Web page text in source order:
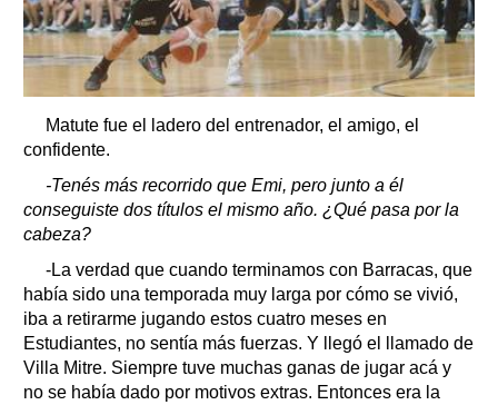
Matute fue el ladero del entrenador, el amigo, el
confidente.
-Tenés más recorrido que Emi, pero junto a él
conseguiste dos títulos el mismo año. ¿Qué pasa por la
cabeza?
-La verdad que cuando terminamos con Barracas, que
había sido una temporada muy larga por cómo se vivió,
iba a retirarme jugando estos cuatro meses en
Estudiantes, no sentía más fuerzas. Y llegó el llamado de
Villa Mitre. Siempre tuve muchas ganas de jugar acá y
no se había dado por motivos extras. Entonces era la